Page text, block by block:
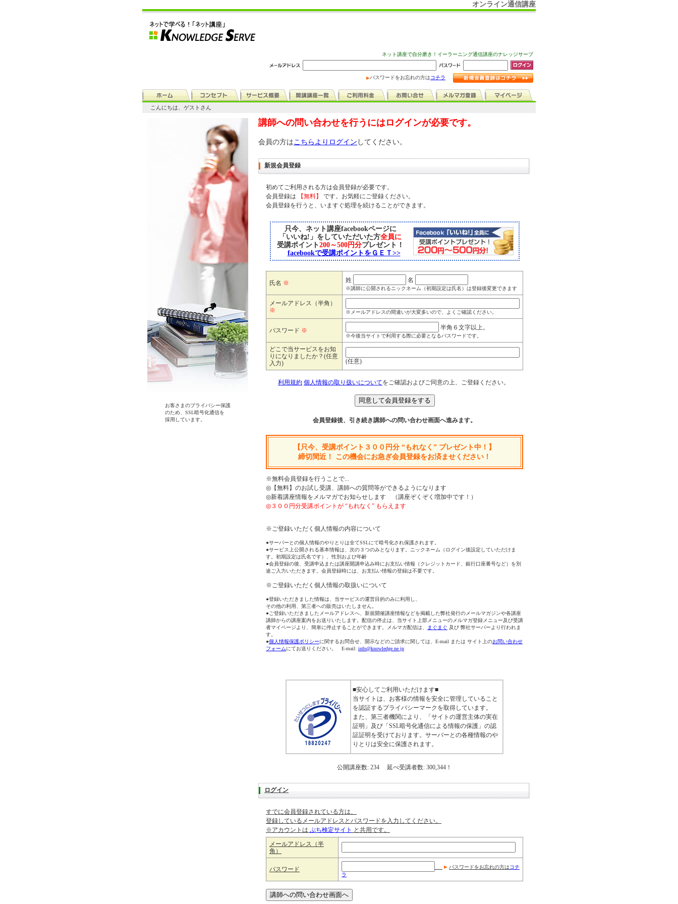
オンライン通信講座
ネット講座で自分磨き！イーラーニング通信講座のナレッジサーブ
パスワードをお忘れの方はコチラ
こんにちは、ゲストさん
お客さまのプライバシー保護
のため、SSL暗号化通信を
採用しています。
講師への問い合わせを行うにはログインが必要です。
会員の方はこちらよりログイン してください。
新規会員登録
初めてご利用される方は会員登録が必要です。
会員登録は 【無料】
です。お気軽にご登録ください。
会員登録を行うと、いますぐ処理を続けることができます。
只今、ネット講座facebookページに
「いいね!」をしていただいた方全員に
受講ポイント200～500円分プレゼント！
facebookで受講ポイントをＧＥＴ>>
氏名 ※ 姓 名
※講師に公開されるニックネーム（初期設定は氏名）は登録後変更できます
メールアドレス（半角）
※
※メールアドレスの間違いが大変多いので、よくご確認ください。
パスワード ※ 半角６文字以上。
※今後当サイトで利用する際に必要となるパスワードです。
どこで当サービスをお知
りになりましたか？(任意
入力)
(任意)
利用規約 個人情報の取り扱いについてをご確認およびご同意の上、ご登録ください。
会員登録後、引き続き講師への問い合わせ画面へ進みます。
【只今、受講ポイント３００円分 “もれなく” プレゼント中！】
締切間近！ この機会にお急ぎ会員登録をお済ませください！
※無料会員登録を行うことで...
◎【無料】のお試し受講、講師への質問等ができるようになります
◎新着講座情報をメルマガでお知らせします （講座ぞくぞく増加中です！）
◎３００円分受講ポイントが “もれなく” もらえます
※ご登録いただく個人情報の内容について
●サーバーとの個人情報のやりとりは全てSSLにて暗号化され保護されます。
●サービス上公開される基本情報は、次の３つのみとなります。ニックネーム（ログイン後設定していただけま
す。初期設定は氏名です）、性別および年齢
●会員登録の後、受講申込または講座開講申込み時にお支払い情報（クレジットカード、銀行口座番号など）を別
途ご入力いただきます。会員登録時には、お支払い情報の登録は不要です。
※ご登録いただく個人情報の取扱いについて
●登録いただきました情報は、当サービスの運営目的のみに利用し、
その他の利用、第三者への販売はいたしません。
●ご登録いただきましたメールアドレスへ、新規開催講座情報などを掲載した弊社発行のメールマガジンや各講座
講師からの講座案内をお送りいたします。配信の停止は、当サイト上部メニューのメルマガ登録メニュー及び受講
者マイページより、簡単に停止することができます。メルマガ配信は、
まぐまぐ 及び 弊社サーバーより行われま
す。
●個人情報保護ポリシーに関するお問合せ、開示などのご請求に関しては、E-mail または サイト上のお問い合わせ
フォームにてお送りください。 E-mail: info@knowledge.ne.jp
■安心してご利用いただけます■
当サイトは、お客様の情報を安全に管理していること
を認証するプライバシーマークを取得しています。
また、第三者機関により、「サイトの運営主体の実在
証明」及び「SSL暗号化通信による情報の保護」の認
証証明を受けております。サーバーとの各種情報のや
りとりは安全に保護されます。
公開講座数: 234 延べ受講者数: 300,344！
ログイン
すでに会員登録されている方は、
登録しているメールアドレスとパスワードを入力してください。
※アカウントは ぷち検定サイト と共用です。
メールアドレス（半
角）
パスワード パスワードをお忘れの方はコチ
ラ